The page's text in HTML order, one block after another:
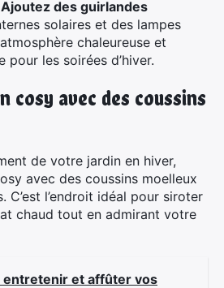
Ajoutez des guirlandes
solaires et des lampes
chaleureuse et
les soirées d’hiver.
cosy avec des coussins
de votre jardin en hiver,
avec des coussins moelleux
C’est l’endroit idéal pour siroter
chaud tout en admirant votre
entretenir et affûter vos